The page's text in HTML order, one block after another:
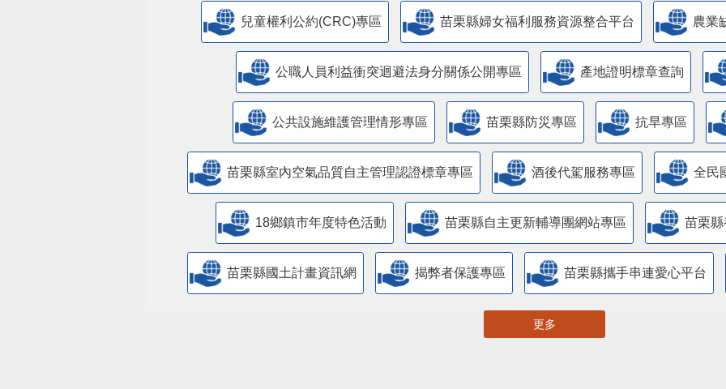
兒童權利公約(CRC)專區 苗栗縣婦女福利服務資源整合平台 農業
公職人員利益衝突迴避法身分關係公開專區 產地證明標章查詢
​公共設施維護管理情形專區 苗栗縣防災專區 抗旱專區
苗栗縣室內空氣品質自主管理認證標章專區 酒後代駕服務專區 全民
18鄉鎮市年度特色活動 苗栗縣自主更新輔導團網站專區 苗栗
苗栗縣國土計畫資訊網 揭弊者保護專區 苗栗縣攜手串連愛心平台
更多